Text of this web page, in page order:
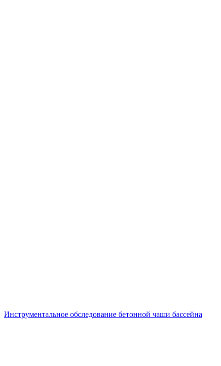
Инструментальное обследование бетонной чаши бассейна